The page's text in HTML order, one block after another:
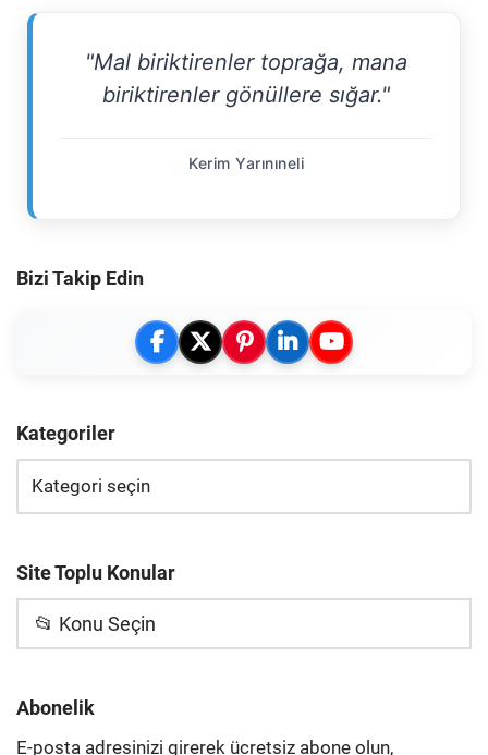
"Mal biriktirenler toprağa, mana
biriktirenler gönüllere sığar."
Kerim Yarınıneli
Bizi Takip Edin
Kategoriler
Site Toplu Konular
📂 Konu Seçin
Abonelik
E-posta adresinizi girerek ücretsiz abone olun,